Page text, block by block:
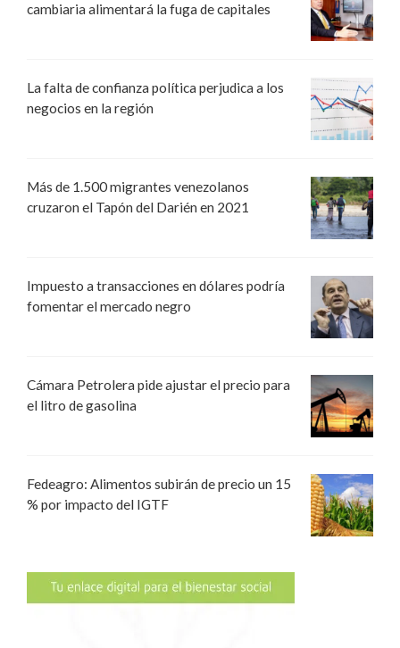
cambiaria alimentará la fuga de capitales
La falta de confianza política perjudica a los
negocios en la región
Más de 1.500 migrantes venezolanos
cruzaron el Tapón del Darién en 2021
Impuesto a transacciones en dólares podría
fomentar el mercado negro
Cámara Petrolera pide ajustar el precio para
el litro de gasolina
Fedeagro: Alimentos subirán de precio un 15
% por impacto del IGTF